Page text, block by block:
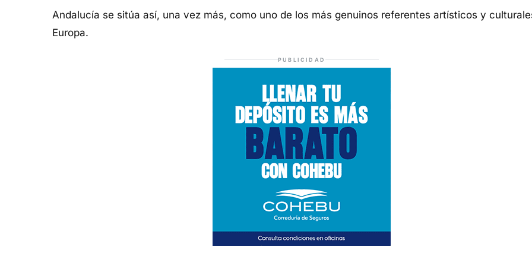
Andalucía se sitúa así, una vez más, como uno de los más genuinos referentes artísticos y
Europa.
PUBLICIDAD